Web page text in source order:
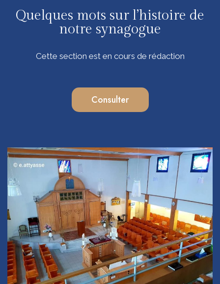
Quelques mots sur l’histoire de
notre synagogue
Cette section est en cours de rédaction
Consulter